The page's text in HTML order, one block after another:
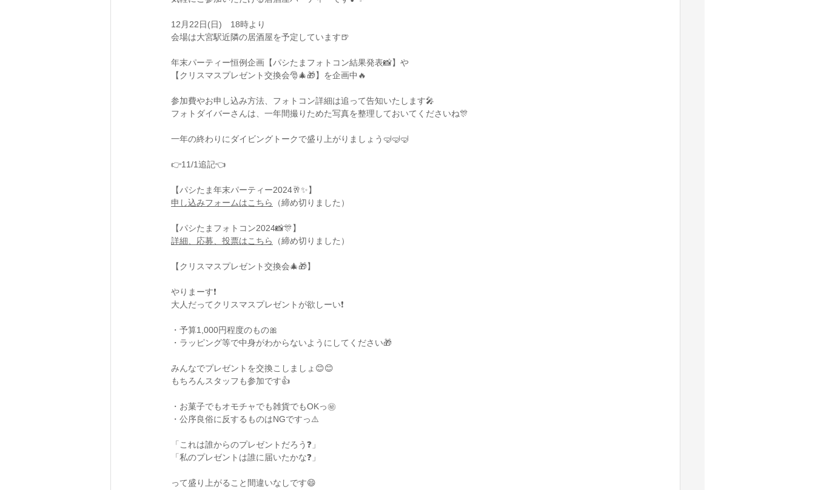
12月22日(日)　18時より
会場は大宮駅近隣の居酒屋を予定しています🍺
年末パーティー恒例企画【パシたまフォトコン結果発表📸】や
【クリスマスプレゼント交換会🎅🎄🎁】を企画中🔥
参加費やお申し込み方法、フォトコン詳細は追って告知いたします🎤
フォトダイバーさんは、一年間撮りためた写真を整理しておいてくださいね🎊
一年の終わりにダイビングトークで盛り上がりましょう🤿🤿🤿
👉11/1追記👈
【パシたま年末パーティー2024🥂✨】
申し込みフォームはこちら
（締め切りました）
【パシたまフォトコン2024📸🎊】
詳細、応募、投票はこちら
（締め切りました）
【クリスマスプレゼント交換会🎄🎁】
やりまーす❗️
大人だってクリスマスプレゼントが欲しーい❗️
・予算1,000円程度のもの🎀
・ラッピング等で中身がわからないようにしてください🎁
みんなでプレゼントを交換こしましょ😊😊
もちろんスタッフも参加です👍
・お菓子でもオモチャでも雑貨でもOKっ㊙️
・公序良俗に反するものはNGですっ⚠️
「これは誰からのプレゼントだろう❓」
「私のプレゼントは誰に届いたかな❓」
って盛り上がること間違いなしです😄